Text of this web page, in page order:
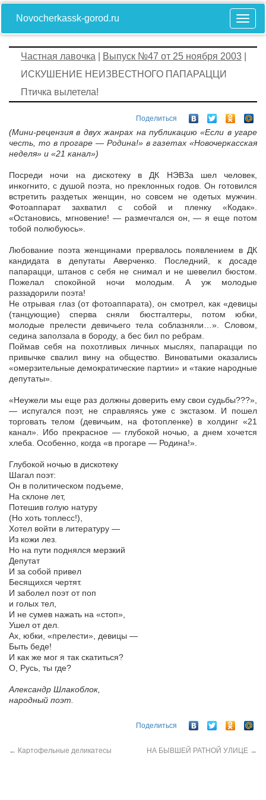
Novocherkassk-gorod.ru
Частная лавочка Выпуск №47 от 25 ноября 2003
ИСКУШЕНИЕ НЕИЗВЕСТНОГО ПАПАРАЦЦИ
Птичка вылетела!
Поделиться
(Мини-рецензия в двух жанрах на публикацию «Если в угаре
честь, то в прогаре — Родина!» в газетах «Новочеркасская
неделя» и «21 канал»)
Посреди ночи на дискотеку в ДК НЭВЗа шел человек,
инкогнито, с душой поэта, но преклонных годов. Он готовился
встретить раздетых женщин, но совсем не одетых мужчин.
Фотоаппарат захватил с собой и пленку «Кодак».
«Остановись, мгновение! — размечтался он, — я еще потом
тобой полюбуюсь».
Любование поэта женщинами прервалось появлением в ДК
кандидата в депутаты Аверченко. Последний, к досаде
папарацци, штанов с себя не снимал и не шевелил бюстом.
Пожелал спокойной ночи молодым. А уж молодые
раззадорили поэта!
Не отрывая глаз (от фотоаппарата), он смотрел, как «девицы
(танцующие) сперва сняли бюстгалтеры, потом юбки,
молодые прелести девичьего тела соблазняли…». Словом,
седина заползала в бороду, а бес бил по ребрам.
Поймав себя на похотливых личных мыслях, папарацци по
привычке свалил вину на общество. Виноватыми оказались
«омерзительные демократические партии» и «такие народные
депутаты».
«Неужели мы еще раз должны доверить ему свои судьбы???»,
— испугался поэт, не справляясь уже с экстазом. И пошел
торговать телом (девичьим, на фотопленке) в холдинг «21
канал». Ибо прекрасное — глубокой ночью, а днем хочется
хлеба. Особенно, когда «в прогаре — Родина!».
Глубокой ночью в дискотеку
Шагал поэт:
Он в политическом подъеме,
На склоне лет,
Потешив голую натуру
(Но хоть топлесс!),
Хотел войти в литературу —
Из кожи лез.
Но на пути поднялся мерзкий
Депутат
И за собой привел
Бесящихся чертят.
И заболел поэт от поп
и голых тел,
И не сумев нажать на «стоп»,
Ушел от дел.
Ах, юбки, «прелести», девицы —
Быть беде!
И как же мог я так скатиться?
О, Русь, ты где?
Александр Шлакоблок,
народный поэт.
Поделиться
← Картофельные деликатесы НА БЫВШЕЙ РАТНОЙ УЛИЦЕ →